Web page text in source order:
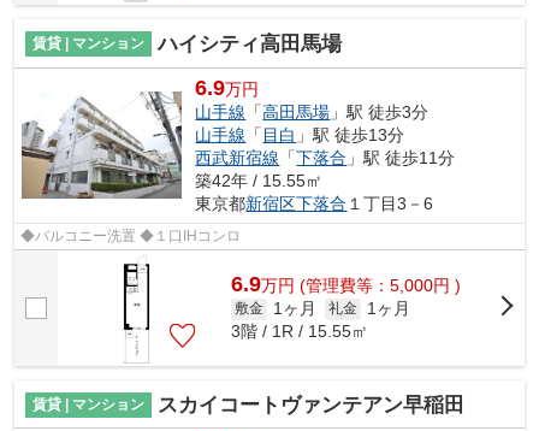
賃貸 | マンション ハイシティ高田馬場
6.9万円
山手線 「高田馬場 」駅 徒歩3分
山手線 「 目白 」駅 徒歩13分
西武新宿線 「下落合 」駅 徒歩11分
築42年 / 15.55㎡
東京都新宿区下落合 １丁目3－6
◆バルコニー洗置 ◆１口IHコンロ
6.9万円 (管理費等：5,000円 )
敷金 1ヶ月 礼金
1ヶ月
3階 / 1R / 15.55㎡
賃貸 | マンション スカイコートヴァンテアン早稲田